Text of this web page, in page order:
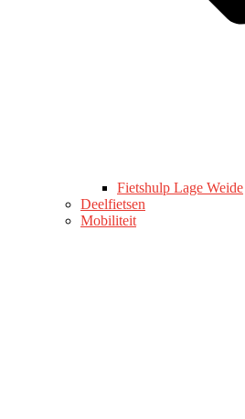
Fietshulp Lage Weide
Deelfietsen
Mobiliteit